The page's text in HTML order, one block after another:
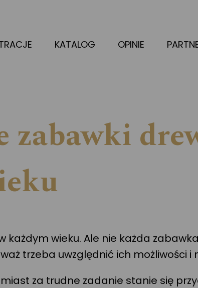
KATALOG OPINIE
zabawki
każdym wieku. Ale nie każda
trzeba uwzględnić ich możliwości i
za trudne zadanie stanie się